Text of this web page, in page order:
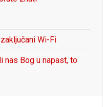
Wi-Fi
nas Bog u napast, to